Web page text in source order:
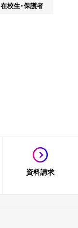
在校生・保護者
資料請求